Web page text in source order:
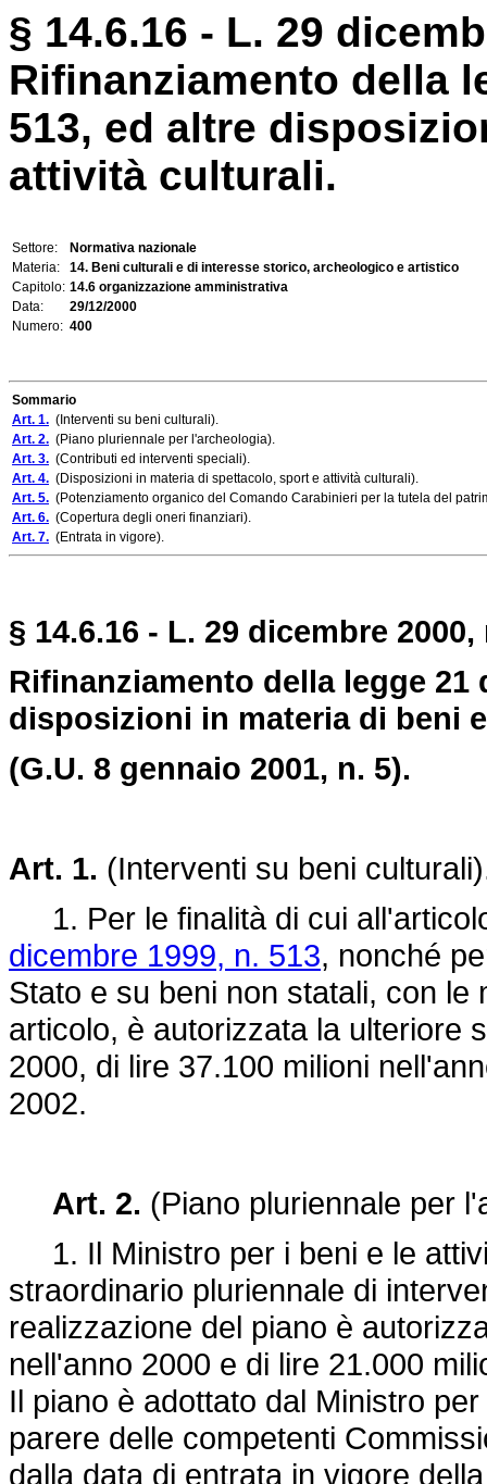
§ 14.6.16 - L. 29
Rifinanziamento della
513, ed altre
attività culturali.
Settore:
Normativa nazionale
Materia:
14. Beni culturali e di interesse storico, archeologico e artistico
Capitolo: 14.6 organizzazione amministrativa
Data:
29/12/2000
Numero: 400
Sommario
Art. 1. (Interventi su beni culturali).
Art. 2. (Piano pluriennale per l'archeologia).
Art. 3. (Contributi ed interventi speciali).
Art. 4. (Disposizioni in materia di spettacolo, sport e attività culturali).
Art. 5. (Potenziamento organico del Comando Carabinieri per la tutela del
Art. 6. (Copertura degli oneri finanziari).
Art. 7. (Entrata in vigore).
§ 14.6.16 - L. 29 dicembre 2000,
Rifinanziamento della legge 21
disposizioni in materia di beni
(G.U. 8 gennaio 2001, n. 5).
Art. 1. (Interventi su beni
1. Per le finalità di cui
dicembre 1999, n. 513, nonché
Stato e su beni non statali, con
articolo, è autorizzata la ulteriore
2000, di lire 37.100 milioni
2002.
Art. 2. (Piano pluriennale per
1. Il Ministro per i beni e le
straordinario pluriennale di
realizzazione del piano è
nell'anno 2000 e di lire 21.000
Il piano è adottato dal Ministro
parere delle competenti
dalla data di entrata in vigore